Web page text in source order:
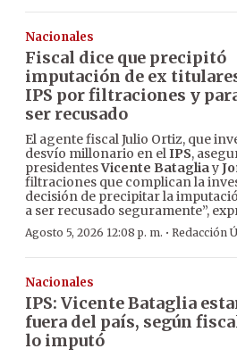
Nacionales
Fiscal dice que precipitó
imputación de ex
IPS por filtraciones y
ser recusado
El agente fiscal Julio Ortiz, que
desvío millonario en elIPS,
presidentesVicente Batagliay
filtraciones que complican la
decisión de precipitar la
a ser recusado seguramente”,
Agosto 5, 2026 12:08 p. m. · Redacción
Nacionales
IPS: Vicente Bataglia
fuera del país, según
lo imputó